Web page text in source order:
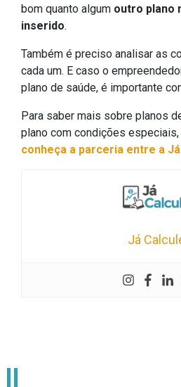
bom quanto algum outro plano
inserido.
Também é preciso analisar as
cada um. E caso o
plano de saúde, é importante
Para saber mais sobre planos
plano com condições especiais,
conheça a parceria entre a
Já